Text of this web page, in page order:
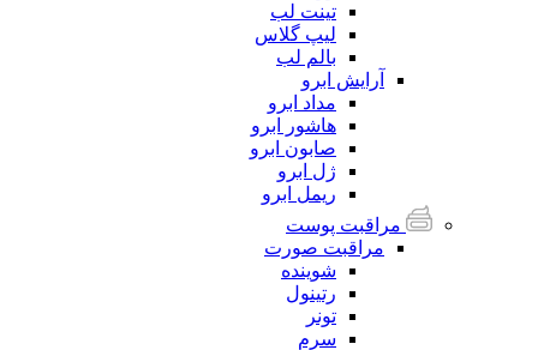
تینت لب
لیپ گلاس
بالم لب
آرایش ابرو
مداد ابرو
هاشور ابرو
صابون ابرو
ژل ابرو
ریمل ابرو
مراقبت پوست
مراقبت صورت
شوینده
رتینول
تونر
سرم